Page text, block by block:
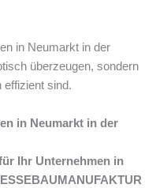
in Neumarkt in der
überzeugen, sondern
effizient sind.
in Neumarkt in der
Ihr Unternehmen in